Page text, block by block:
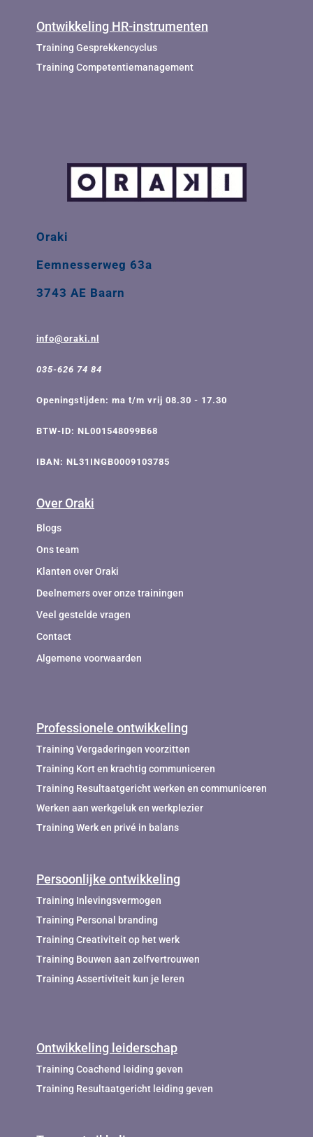
Ontwikkeling HR-instrumenten
Training Gesprekkencyclus
Training Competentiemanagement
Oraki
Eemnesserweg 63a
3743 AE Baarn
info@oraki.nl
035-626 74 84
Openingstijden: ma t/m vrij 08.30 - 17.30
BTW-ID: NL001548099B68
IBAN: NL31INGB0009103785
Over Oraki
Blogs
Ons team
Klanten over Oraki
Deelnemers over onze trainingen
Veel gestelde vragen
Contact
Algemene voorwaarden
Professionele ontwikkeling
Training Vergaderingen voorzitten
Training Kort en krachtig communiceren
Training Resultaatgericht werken en communiceren
Werken aan werkgeluk en werkplezier
Training Werk en privé in balans
Persoonlijke ontwikkeling
Training Inlevingsvermogen
Training Personal branding
Training Creativiteit op het werk
Training Bouwen aan zelfvertrouwen
Training Assertiviteit kun je leren
Ontwikkeling leiderschap
Training Coachend leiding geven
Training Resultaatgericht leiding geven